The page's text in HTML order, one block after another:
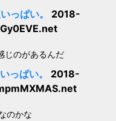
っぱい。 2018-
じのがあるんだ
っぱい。 2018-
のかな